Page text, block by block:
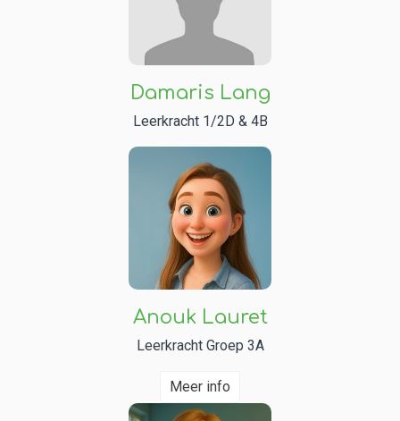
Damaris Lang
Leerkracht 1/2D & 4B
Anouk Lauret
Leerkracht Groep 3A
Meer info